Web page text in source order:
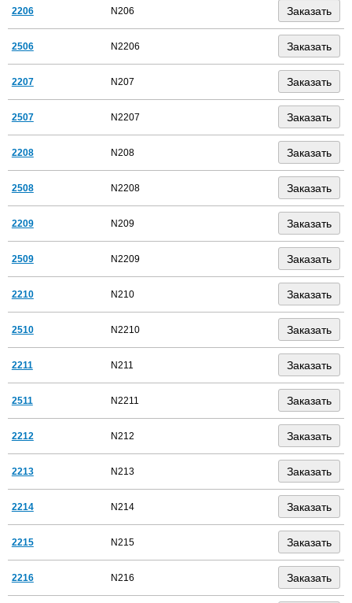
2206 N206
2506 N2206
2207 N207
2507 N2207
2208 N208
2508 N2208
2209 N209
2509 N2209
2210 N210
2510 N2210
2211 N211
2511 N2211
2212 N212
2213 N213
2214 N214
2215 N215
2216 N216